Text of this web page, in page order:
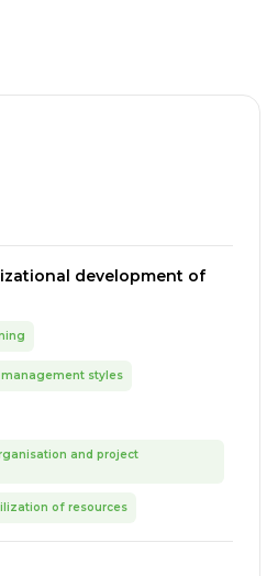
development of
management styles
and project
of resources